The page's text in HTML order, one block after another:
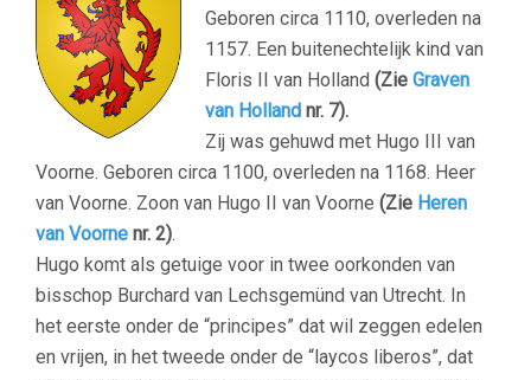
Geboren circa 1110, overleden na
1157. Een buitenechtelijk kind van
Floris II van Holland (Zie Graven
van Holland nr. 7).
Zij was gehuwd met Hugo III van
Voorne. Geboren circa 1100, overleden na 1168. Heer
van Voorne. Zoon van Hugo II van Voorne (Zie Heren
van Voorne nr. 2).
Hugo komt als getuige voor in twee oorkonden van
bisschop Burchard van Lechsgemünd van Utrecht. In
het eerste onder de “principes” dat wil zeggen edelen
en vrijen, in het tweede onder de “laycos liberos”, dat